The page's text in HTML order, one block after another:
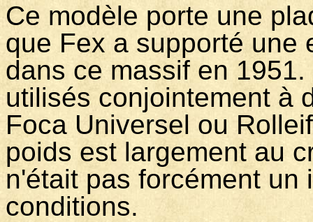
Ce modèle porte une
que Fex a supporté une
dans ce massif en
utilisés conjointement à
Foca Universel ou
poids est largement au
n'était pas forcément un
conditions.